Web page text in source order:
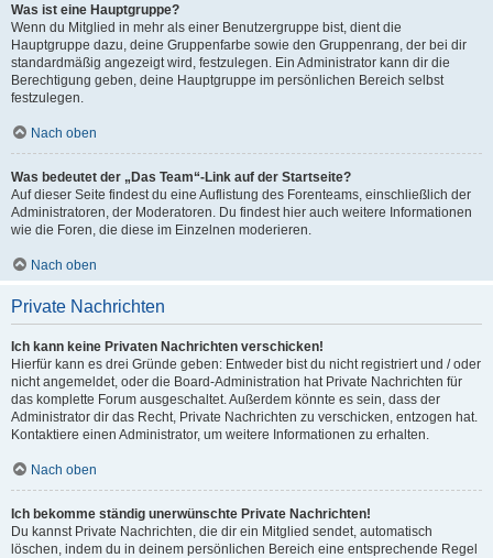
Was ist eine Hauptgruppe?
Wenn du Mitglied in mehr als einer Benutzergruppe bist, dient die
Hauptgruppe dazu, deine Gruppenfarbe sowie den Gruppenrang, der bei dir
standardmäßig angezeigt wird, festzulegen. Ein Administrator kann dir die
Berechtigung geben, deine Hauptgruppe im persönlichen Bereich selbst
festzulegen.
Nach oben
Was bedeutet der „Das Team“-Link auf der Startseite?
Auf dieser Seite findest du eine Auflistung des Forenteams, einschließlich der
Administratoren, der Moderatoren. Du findest hier auch weitere Informationen
wie die Foren, die diese im Einzelnen moderieren.
Nach oben
Private Nachrichten
Ich kann keine Privaten Nachrichten verschicken!
Hierfür kann es drei Gründe geben: Entweder bist du nicht registriert und / oder
nicht angemeldet, oder die Board-Administration hat Private Nachrichten für
das komplette Forum ausgeschaltet. Außerdem könnte es sein, dass der
Administrator dir das Recht, Private Nachrichten zu verschicken, entzogen hat.
Kontaktiere einen Administrator, um weitere Informationen zu erhalten.
Nach oben
Ich bekomme ständig unerwünschte Private Nachrichten!
Du kannst Private Nachrichten, die dir ein Mitglied sendet, automatisch
löschen, indem du in deinem persönlichen Bereich eine entsprechende Regel